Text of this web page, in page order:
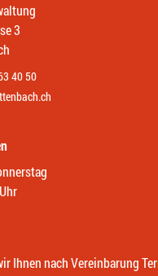
3
40 50
Ihnen nach Vereinbarung